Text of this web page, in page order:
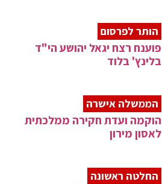
הותר לפרסום
פוענח רצח יגאל יהושע הי"ד
בלינץ' בלוד
הממשלה אישרה
הוקמה ועדת חקירה ממלכתית
לאסון מירון
החלטה ראשונה